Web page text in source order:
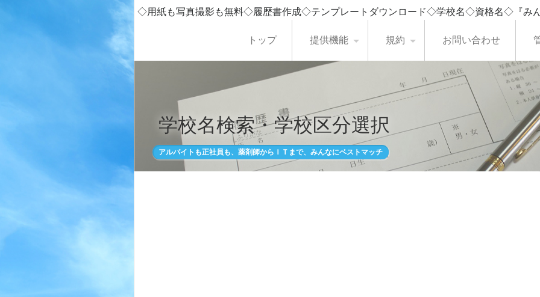
◇用紙も写真撮影も無料◇履歴書作成◇テンプレートダウンロード◇学校名◇資格名◇『み
トップ 提供機能 規約 お問い合わせ
学校名検索・学校区分選択
アルバイトも正社員も、薬剤師からＩＴまで、みんなにベストマッチ